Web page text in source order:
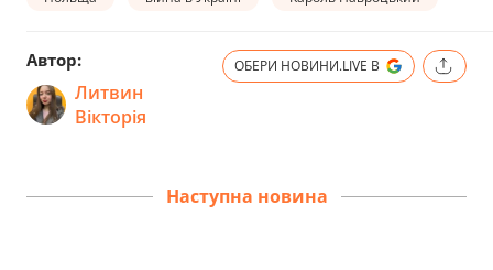
Автор:
Литвин
Вікторія
ОБЕРИ НОВИНИ.LIVE В
Наступна новина